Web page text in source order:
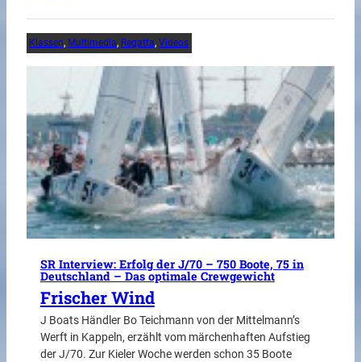
Klassen, Multimedia, Regatta, Videos
SR Interview: Erfolg der J/70 – 750 Boote, 75 in
Deutschland – Das optimale Crewgewicht
Frischer Wind
J Boats Händler Bo Teichmann von der Mittelmann’s
Werft in Kappeln, erzählt vom märchenhaften Aufstieg
der J/70. Zur Kieler Woche werden schon 35 Boote